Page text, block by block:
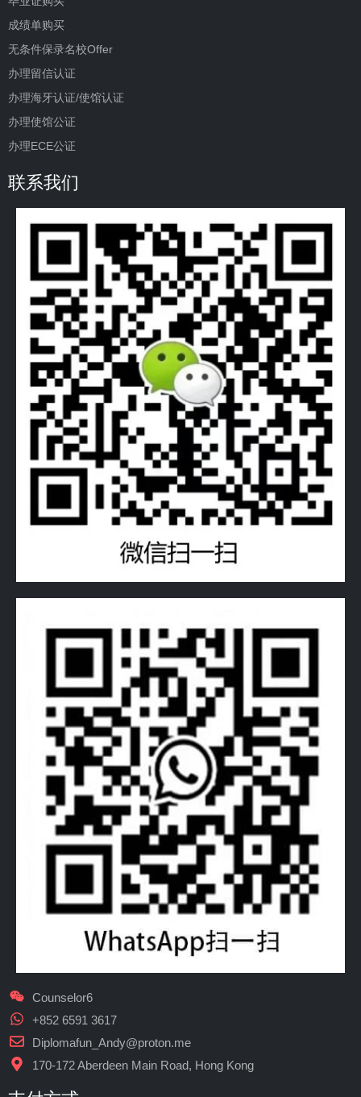
成绩单购买
无条件保录名校Offer
办理留信认证
办理海牙认证/使馆认证
办理使馆公证
办理ECE公证
联系我们
Counselor6
+852 6591 3617
Diplomafun_Andy@proton.me
170-172 Aberdeen Main Road, Hong Kong